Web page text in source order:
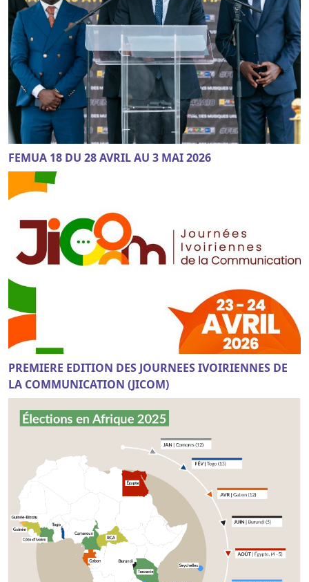
FEMUA 18 DU 28 AVRIL AU 3 MAI 2026
PREMIERE EDITION DES JOURNEES IVOIRIENNES DE
LA COMMUNICATION (JICOM)